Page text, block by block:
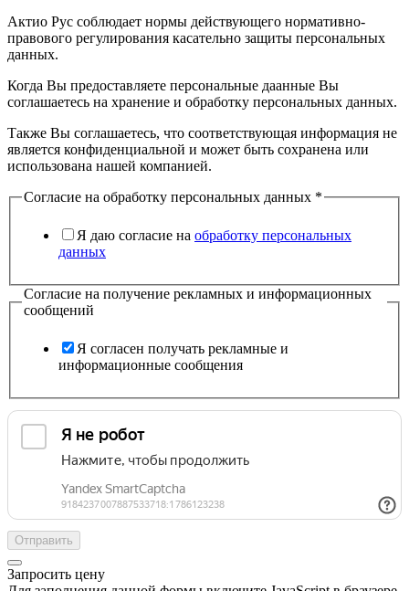
Актио Рус соблюдает нормы действующего нормативно-
правового регулирования касательно защиты персональных
данных.
Когда Вы предоставляете персональные даанные Вы
соглашаетесь на хранение и обработку персональных данных.
Также Вы соглашаетесь, что соответствующая информация не
является конфиденциальной и может быть сохранена или
использована нашей компанией.
Согласие на обработку персональных данных *
Я даю согласие на обработку персональных
данных
Согласие на получение рекламных и информационных
сообщений
Я согласен получать рекламные и
информационные сообщения
Отправить
Запросить цену